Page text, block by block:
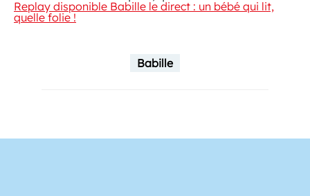
Replay disponible Babille le direct : un bébé qui lit,
quelle folie !
Babille